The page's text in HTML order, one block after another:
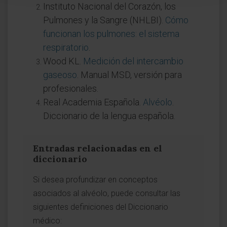
Instituto Nacional del Corazón, los
Pulmones y la Sangre (NHLBI). Cómo
funcionan los pulmones: el sistema
respiratorio
Wood KL. Medición del intercambio
gaseoso . Manual MSD, versión para
profesionales.
Real Academia Española. Alvéolo
Diccionario de la lengua española.
Entradas relacionadas en el
diccionario
Si desea profundizar en conceptos
asociados al alvéolo, puede consultar las
siguientes definiciones del Diccionario
médico: